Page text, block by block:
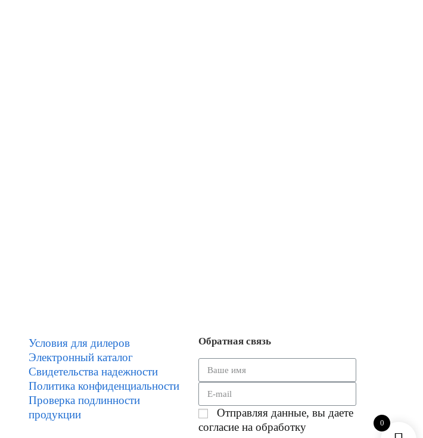
Условия для дилеров
Электронный каталог
Свидетельства надежности
Политика конфиденциальности
Проверка подлинности
продукции
Обратная связь
Отправляя данные, вы даете
согласие на обработку
0